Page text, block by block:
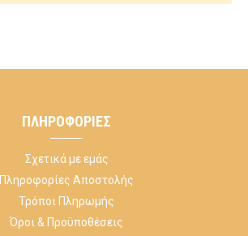
ΠΛΗΡΟΦΟΡΊΕΣ
Σχετικά με εμάς
Πληροφορίες Αποστολής
Τρόποι Πληρωμής
Όροι & Προϋποθέσεις